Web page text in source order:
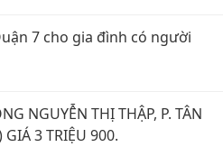
7 cho gia đình có người
NGUYỄN THỊ THẬP, P. TÂN
3 TRIỆU 900.